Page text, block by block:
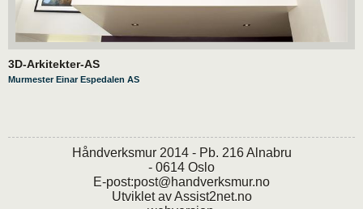
3D-Arkitekter-AS
Murmester Einar Espedalen AS
Håndverksmur 2014 - Pb. 216 Alnabru
- 0614 Oslo
E-post:post@handverksmur.no
Utviklet avAssist2net.no